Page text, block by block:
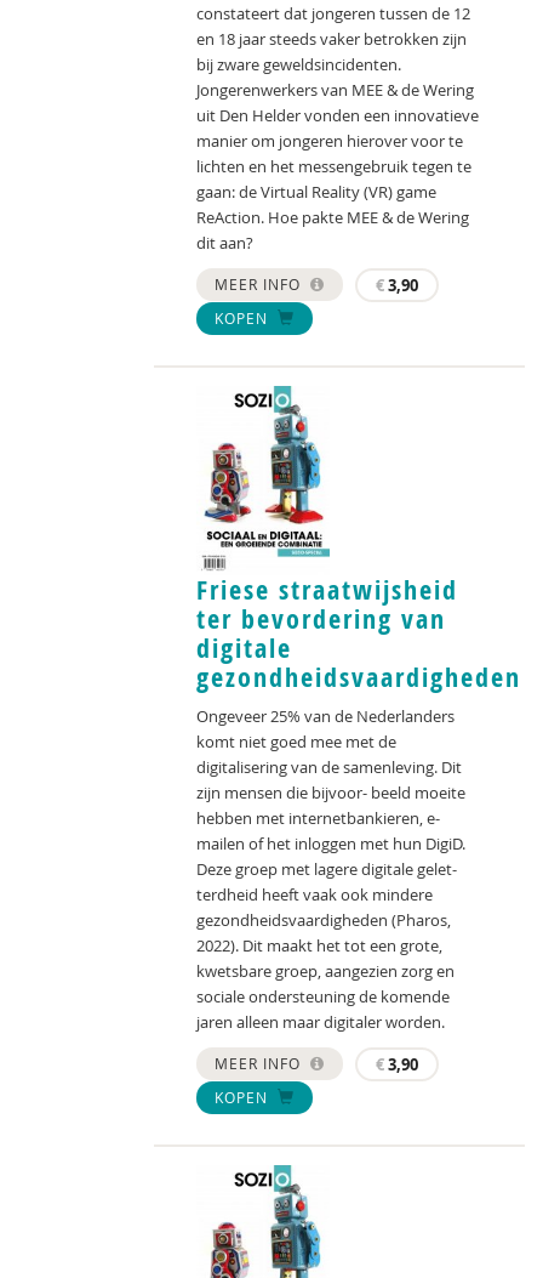
constateert dat jongeren tussen de 12
en 18 jaar steeds vaker betrokken zijn
bij zware geweldsincidenten.
Jongerenwerkers van MEE & de Wering
uit Den Helder vonden een innovatieve
manier om jongeren hierover voor te
lichten en het messengebruik tegen te
gaan: de Virtual Reality (VR) game
ReAction. Hoe pakte MEE & de Wering
dit aan?
MEER INFO €3,90
KOPEN
Friese straatwijsheid
ter bevordering van
digitale
gezondheidsvaardigheden
Ongeveer 25% van de Nederlanders
komt niet goed mee met de
digitalisering van de samenleving. Dit
zijn mensen die bijvoor- beeld moeite
hebben met internetbankieren, e-
mailen of het inloggen met hun DigiD.
Deze groep met lagere digitale gelet-
terdheid heeft vaak ook mindere
gezondheidsvaardigheden (Pharos,
2022). Dit maakt het tot een grote,
kwetsbare groep, aangezien zorg en
sociale ondersteuning de komende
jaren alleen maar digitaler worden.
MEER INFO €3,90
KOPEN